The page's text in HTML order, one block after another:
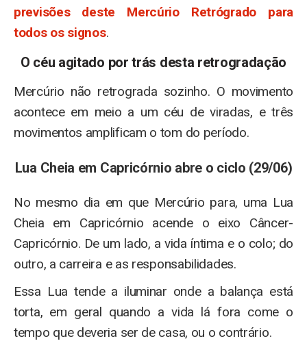
previsões deste Mercúrio Retrógrado para
todos os signos.
O céu agitado por trás desta retrogradação
Mercúrio não retrograda sozinho. O movimento
acontece em meio a um céu de viradas, e três
movimentos amplificam o tom do período.
Lua Cheia em Capricórnio abre o ciclo (29/06)
No mesmo dia em que Mercúrio para, uma Lua
Cheia em Capricórnio acende o eixo Câncer-
Capricórnio. De um lado, a vida íntima e o colo; do
outro, a carreira e as responsabilidades.
Essa Lua tende a iluminar onde a balança está
torta, em geral quando a vida lá fora come o
tempo que deveria ser de casa, ou o contrário.